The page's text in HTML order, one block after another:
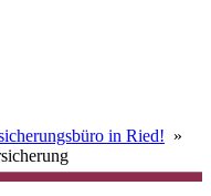
in Ried! »